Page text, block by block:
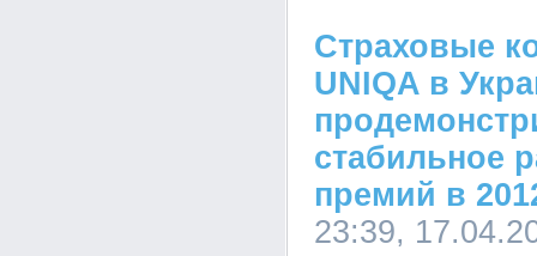
Страховые
UNIQA в
стабильное
премий в
23:39,